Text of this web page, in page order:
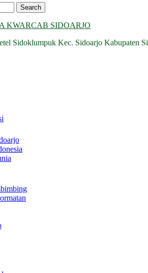
KWARCAB SIDOARJO
Sidoklumpuk Kec. Sidoarjo Kabupaten